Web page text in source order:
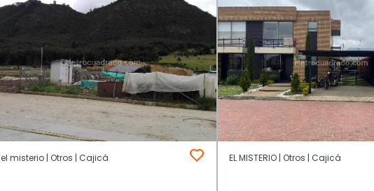
el misterio | Otros | Cajicá EL MISTERIO | Otros | Cajicá